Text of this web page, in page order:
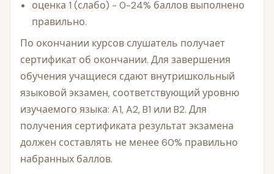
оценка 1 (слабо) - 0-24% баллов выполнено
правильно.
По окончании курсов слушатель получает
сертификат об окончании. Для завершения
обучения учащиеся сдают внутришкольный
языковой экзамен, соответствующий уровню
изучаемого языка: A1, A2, B1 или B2. Для
получения сертификата результат экзамена
должен составлять не менее 60% правильно
набранных баллов.